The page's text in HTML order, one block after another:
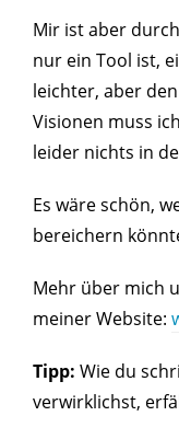
Mir ist aber
nur ein Tool ist,
leichter, aber
Visionen muss
leider nichts in
Es wäre schön,
bereichern
Mehr über mich
meiner Website:
Tipp: Wie du
verwirklichst,